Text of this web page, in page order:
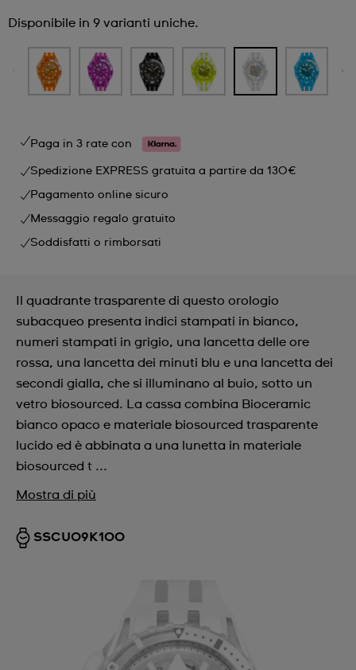
Disponibile in 9 varianti uniche.
Paga in 3 rate con
Spedizione EXPRESS gratuita a partire da 130€
Pagamento online sicuro
Messaggio regalo gratuito
Soddisfatti o rimborsati
Il quadrante trasparente di questo orologio
subacqueo presenta indici stampati in bianco,
numeri stampati in grigio, una lancetta delle ore
rossa, una lancetta dei minuti blu e una lancetta dei
secondi gialla, che si illuminano al buio, sotto un
vetro biosourced. La cassa combina Bioceramic
bianco opaco e materiale biosourced trasparente
lucido ed è abbinata a una lunetta in materiale
biosourced t ...
Mostra di più
SSCU09K100